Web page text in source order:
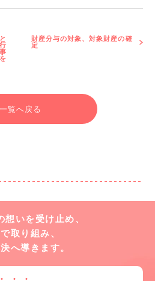
財産分与の対象、対象財産の確
定
一覧へ戻る
想いを受け止め、
取り組み、
へ導きます。